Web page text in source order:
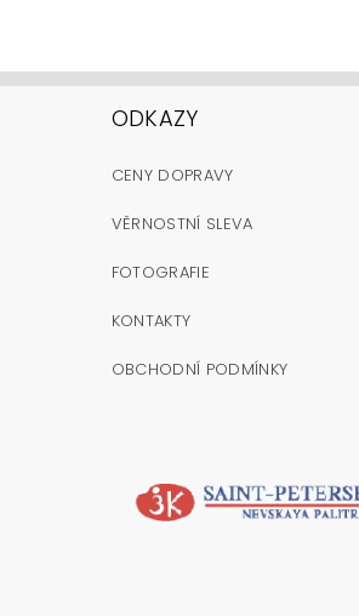
ODKAZY
CENY DOPRAVY
VĚRNOSTNÍ SLEVA
FOTOGRAFIE
KONTAKTY
OBCHODNÍ PODMÍNKY